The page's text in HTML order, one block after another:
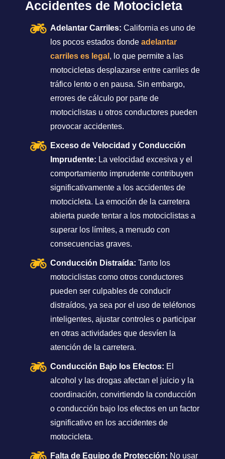
Accidentes de Motocicleta
Adelantar Carriles: California es uno de
los pocos estados donde adelantar
carriles es legal , lo que permite a las
motocicletas desplazarse entre carriles de
tráfico lento o en pausa. Sin embargo,
errores de cálculo por parte de
motociclistas u otros conductores pueden
provocar accidentes.
Exceso de Velocidad y Conducción
Imprudente: La velocidad excesiva y el
comportamiento imprudente contribuyen
significativamente a los accidentes de
motocicleta. La emoción de la carretera
abierta puede tentar a los motociclistas a
superar los límites, a menudo con
consecuencias graves.
Conducción Distraída: Tanto los
motociclistas como otros conductores
pueden ser culpables de conducir
distraídos, ya sea por el uso de teléfonos
inteligentes, ajustar controles o participar
en otras actividades que desvíen la
atención de la carretera.
Conducción Bajo los Efectos: El
alcohol y las drogas afectan el juicio y la
coordinación, convirtiendo la conducción
o conducción bajo los efectos en un factor
significativo en los accidentes de
motocicleta.
Falta de Equipo de Protección: No usar